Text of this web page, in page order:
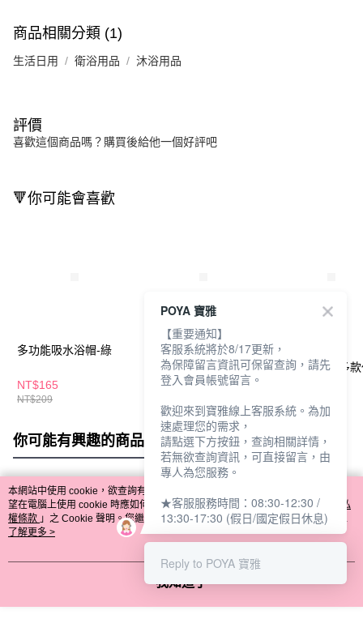
商品相關分類 (1)
生活日用 衛浴用品 沐浴用品
評價
喜歡這個商品嗎？購買後給他一個好評吧
🔻你可能會喜歡
多功能吸水浴帽-綠
NT$165
NT$209
雙子星浴帽2入組-粉
NT$75
好好用吸水浴
帽-66*26cm-多
你可能有興趣的商品 全站排行
熱門標籤
本網站中使用 cookie，欲查詢有關本網站使用 cookie 方式之詳情，及若您不希
望在電腦上使用 cookie 時應如何變更電腦的 cookie 設定，請參閱本網站「
隱私
權條款 」之 Cookie 聲明。您繼續使用本網站即表示您同意本公司得按本網站使
用條款之 Cookie 聲明使用 cookie。
了解更多 >
我知道了
POYA 寶雅
【重要通知】
客服系統將於8/17更新，
為保障留言資訊可保留查詢，請先
登入會員帳號留言。
歡迎來到寶雅線上客服系統。為加
速處理您的需求，
請點選下方按鈕，查詢相關詳情，
若無欲查詢資訊，可直接留言，由
專人為您服務。
★客服服務時間：08:30-12:30 /
13:30-17:30 (假日/國定假日休息)
Reply to POYA 寶雅